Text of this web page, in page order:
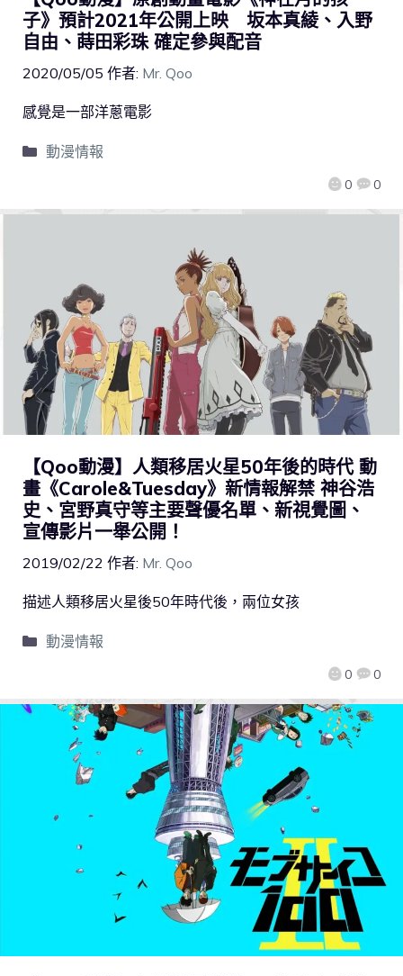
子》預計2021年公開上映 坂本真綾、入野
自由、蒔田彩珠 確定參與配音
2020/05/05 作者: Mr. Qoo
0 0
感覺是一部洋蔥電影
動漫情報
【Qoo動漫】人類移居火星50年後的時代 動
畫《Carole&Tuesday》新情報解禁 神谷浩
史、宮野真守等主要聲優名單、新視覺圖、
宣傳影片一舉公開！
2019/02/22 作者: Mr. Qoo
0 0
描述人類移居火星後50年時代後，兩位女孩
動漫情報